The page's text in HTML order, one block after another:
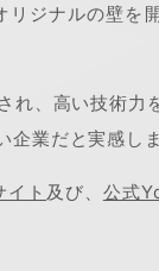
ジナルの壁を
れ、高い技術力
業だと実感しま
ト 及び、 公式